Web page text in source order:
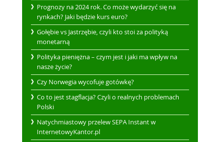
Prognozy na 2024 rok. Co może wydarzyć się na
rynkach? Jaki będzie kurs euro?
Gołębie vs Jastrzębie, czyli kto stoi za polityką
monetarną
Polityka pieniężna – czym jest i jaki ma wpływ na
nasze życie?
Czy Norwegia wycofuje gotówkę?
Co to jest stagflacja? Czyli o realnych problemach
Polski
Natychmiastowy przelew SEPA Instant w
InternetowyKantor.pl